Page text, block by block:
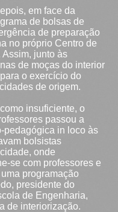
em face da
de bolsas de
de preparação
no próprio Centro de
Assim, junto às
de moças do interior
o exercício do
de origem.
insuficiente, o
passou a
pedagógica in loco às
bolsistas
onde
se com professores e
programação
presidente do
de Engenharia,
de interiorização.